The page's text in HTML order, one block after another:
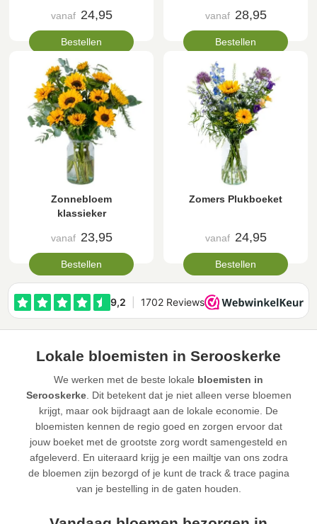
vanaf 24,95
Bestellen
vanaf 28,95
Bestellen
Zonnebloem
klassieker
vanaf 23,95
Bestellen
Zomers Plukboeket
vanaf 24,95
Bestellen
Lokale bloemisten in Serooskerke
We werken met de beste lokale bloemisten in
Serooskerke. Dit betekent dat je niet alleen verse bloemen
krijgt, maar ook bijdraagt aan de lokale economie. De
bloemisten kennen de regio goed en zorgen ervoor dat
jouw boeket met de grootste zorg wordt samengesteld en
afgeleverd. En uiteraard krijg je een mailtje van ons zodra
de bloemen zijn bezorgd of je kunt de track & trace pagina
van je bestelling in de gaten houden.